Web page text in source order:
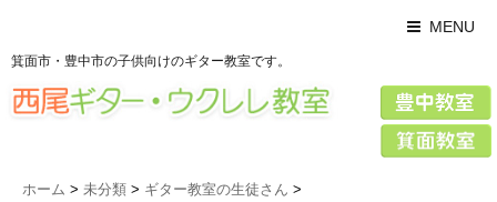
MENU
箕面市・豊中市の子供向けのギター教室です。
ホーム > 未分類 > ギター教室の生徒さん >